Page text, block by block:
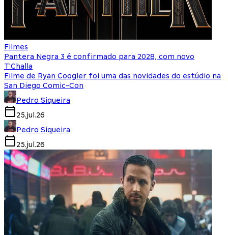
Filmes
Pantera Negra 3 é confirmado para 2028, com novo
T'Challa
Filme de Ryan Coogler foi uma das novidades do estúdio na
San Diego Comic-Con
Pedro Siqueira
25.jul.26
Pedro Siqueira
25.jul.26